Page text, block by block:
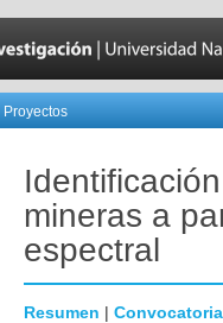
Proyectos
mineras a
espectral
Resumen | Convocatoria